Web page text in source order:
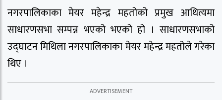
नगरपालिकाका मेयर महेन्द्र महतोको प्रमुख आथित्यमा
साधारणसभा सम्पन्न भएको भएको हो । साधारणसभाको
उद्घाटन मिथिला नगरपालिकाका मेयर महेन्द्र महतोले गरेका
थिए ।